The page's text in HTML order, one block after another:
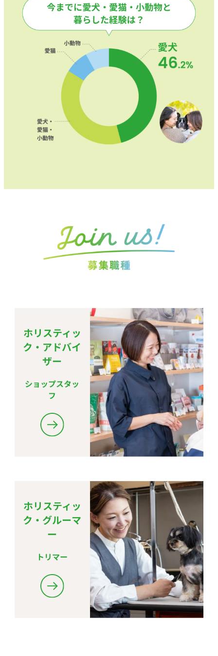
ホリスティッ
ク・アドバイ
ザー
ショップスタッ
フ
ホリスティッ
ク・グルーマ
ー
トリマー